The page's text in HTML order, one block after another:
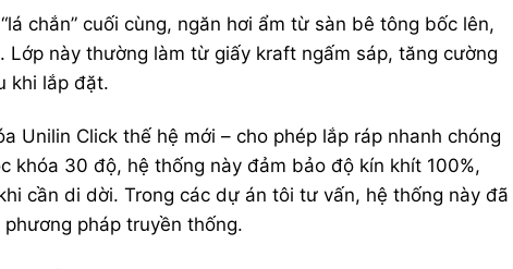
chắn” cuối cùng, ngăn hơi ẩm từ sàn bê tông bốc lên,
này thường làm từ giấy kraft ngấm sáp, tăng cường
khi lắp đặt.
Unilin Click thế hệ mới – cho phép lắp ráp nhanh chóng
khóa 30 độ, hệ thống này đảm bảo độ kín khít 100%,
cần di dời. Trong các dự án tôi tư vấn, hệ thống này đã
pháp truyền thống.